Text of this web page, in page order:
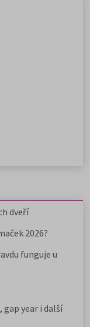
dveří
2026?
funguje u
gap year i další